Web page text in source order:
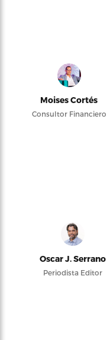
Moises Cortés
Consultor Financiero
Oscar J. Serrano
Periodista Editor